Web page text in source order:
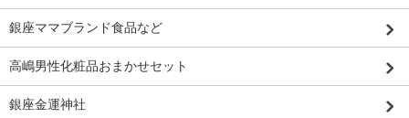
銀座ママブランド食品など
高嶋男性化粧品おまかせセット
銀座金運神社